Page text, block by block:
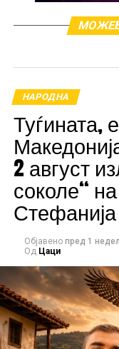
диригентската
НАРОДНА
Туѓината,
2 август
соколе“
Објавено пред 1
Од Цаци